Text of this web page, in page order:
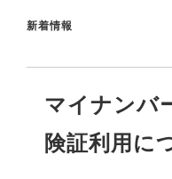
新着情報
マイナンバ
険証利用に